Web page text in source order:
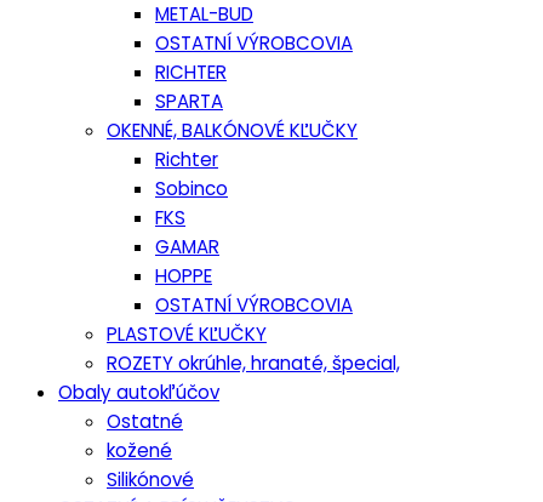
METAL-BUD
OSTATNÍ VÝROBCOVIA
RICHTER
SPARTA
OKENNÉ, BALKÓNOVÉ KĽUČKY
Richter
Sobinco
FKS
GAMAR
HOPPE
OSTATNÍ VÝROBCOVIA
PLASTOVÉ KĽUČKY
ROZETY okrúhle, hranaté, špecial,
Obaly autokľúčov
Ostatné
kožené
Silikónové